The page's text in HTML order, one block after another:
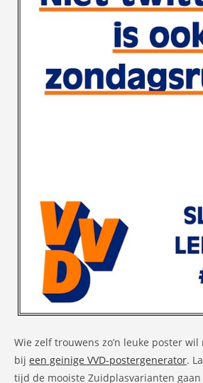
Wie zelf trouwens zo’n leuke poster
bij een geinige VVD-postergenerator.
tijd de mooiste Zuidplasvarianten